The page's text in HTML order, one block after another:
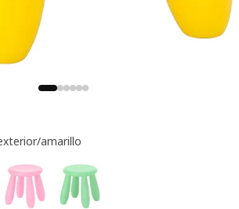
amarillo